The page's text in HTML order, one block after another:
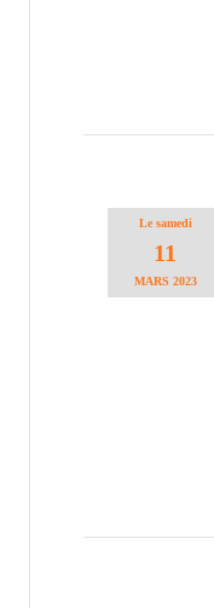
Le samedi
11
MARS 2023